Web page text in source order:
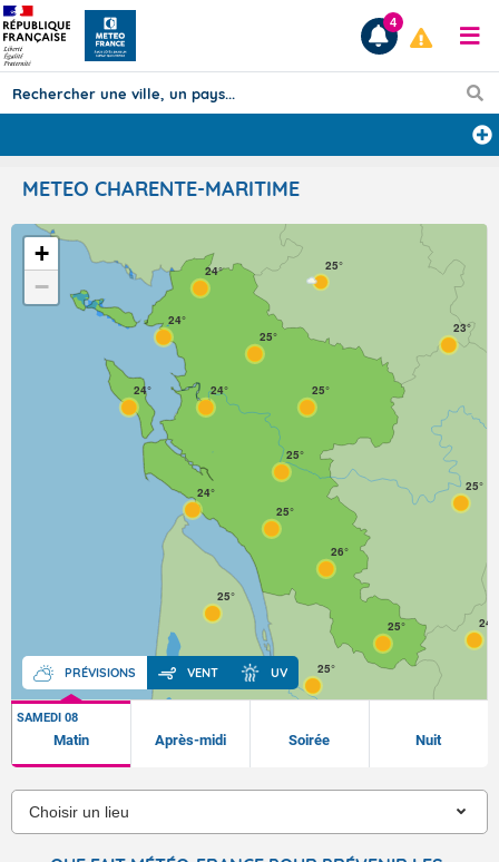
Prévisions
TOUS LES RÉSULTATS
Articles
4
METEO CHARENTE-MARITIME
PRÉVISIONS VENT UV
25°
25°
26°
24°
25°
24°
25°
25°
25°
24°
24°
25°
24°
24°
25°
23°
25°
+
−
SAMEDI 08
Matin Après-midi Soirée Nuit